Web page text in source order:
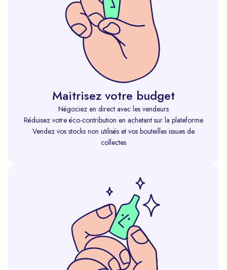
Maitrisez votre budget
Négociez en direct avec les vendeurs
Réduisez votre éco-contribution en achetant sur la plateforme
Vendez vos stocks non utilisés et vos bouteilles issues de
collectes